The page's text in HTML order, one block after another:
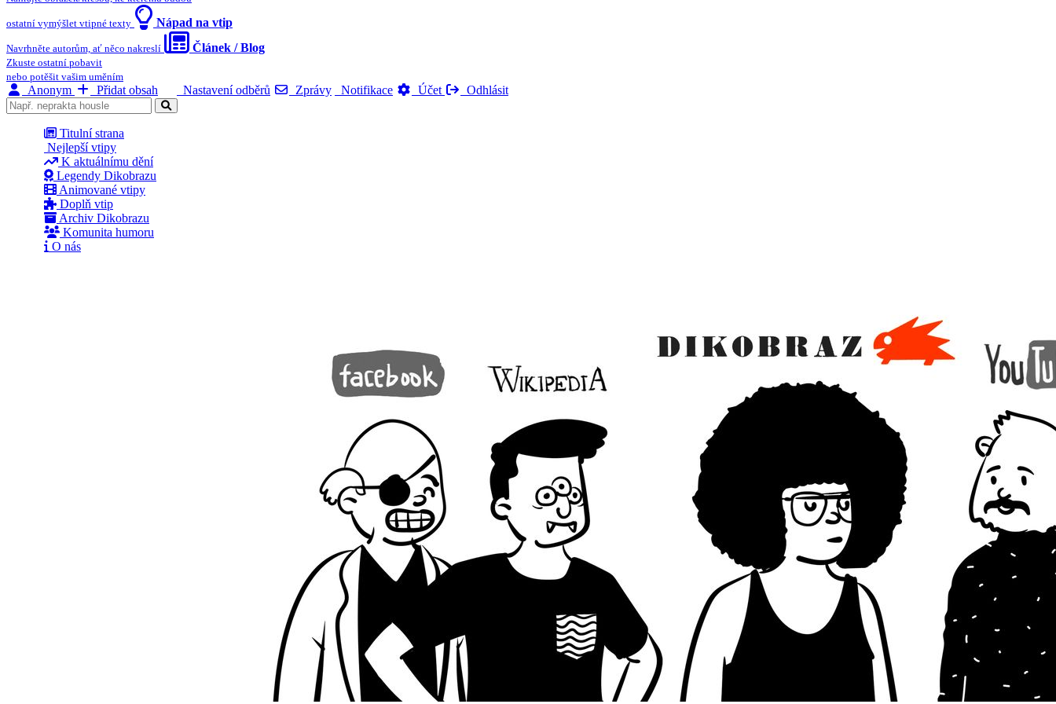
ostatní vymýšlet vtipné texty Nápad na vtip
Navrhněte autorům, ať něco nakreslí Článek / Blog
Zkuste ostatní pobavit
nebo potěšit vašim uměním
Anonym Přidat obsah Nastavení odběrů Zprávy Notifikace Účet Odhlásit
Titulní strana
Nejlepší vtipy
K aktuálnímu dění
Legendy Dikobrazu
Animované vtipy
Doplň vtip
Archiv Dikobrazu
Komunita humoru
O nás